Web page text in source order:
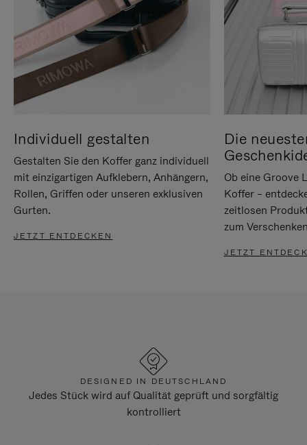
Individuell gestalten
Gestalten Sie den Koffer ganz individuell
mit einzigartigen Aufklebern, Anhängern,
Rollen, Griffen oder unseren exklusiven
Gurten.
JETZT ENTDECKEN
Die
Ob eine Groove
Koffer –
zeitlosen
zum
JETZT
DESIGNED IN DEUTSCHLAND
Jedes Stück wird auf Qualität geprüft und sorgfältig
kontrolliert